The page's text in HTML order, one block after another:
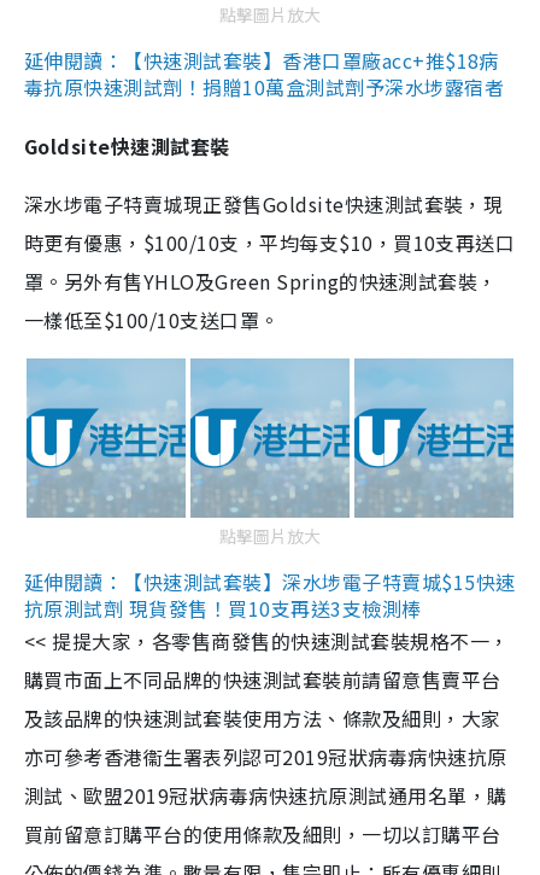
點擊圖片放大
延伸閱讀：【快速測試套裝】香港口罩廠acc+推$18病
毒抗原快速測試劑！捐贈10萬盒測試劑予深水埗露宿者
Goldsite快速測試套裝
深水埗電子特賣城現正發售Goldsite快速測試套裝，現
時更有優惠，$100/10支，平均每支$10，買10支再送口
罩。另外有售YHLO及Green Spring的快速測試套裝，
一樣低至$100/10支送口罩。
點擊圖片放大
延伸閱讀：【快速測試套裝】深水埗電子特賣城$15快速
抗原測試劑 現貨發售！買10支再送3支檢測棒
<< 提提大家，各零售商發售的快速測試套裝規格不一，
購買市面上不同品牌的快速測試套裝前請留意售賣平台
及該品牌的快速測試套裝使用方法、條款及細則，大家
亦可參考香港衞生署表列認可2019冠狀病毒病快速抗原
測試、歐盟2019冠狀病毒病快速抗原測試通用名單，購
買前留意訂購平台的使用條款及細則，一切以訂購平台